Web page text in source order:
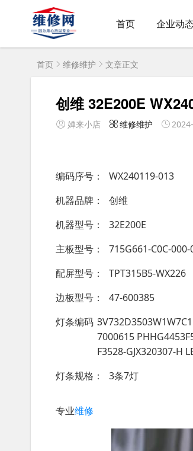
首页 企业动
首页 维修维护 文章正文
创维 32E200E
婵来小店 维修维护
编码序号
WX240119-013
机器品牌
创维
机器型号
32E200E
主板型号
715G661-C0C-000-
配屏型号
TPT315B5-WX226
边板型号
47-600385
灯条编码
7000615
F3528-GJX320307-H
灯条规格
3条7灯
专业维修